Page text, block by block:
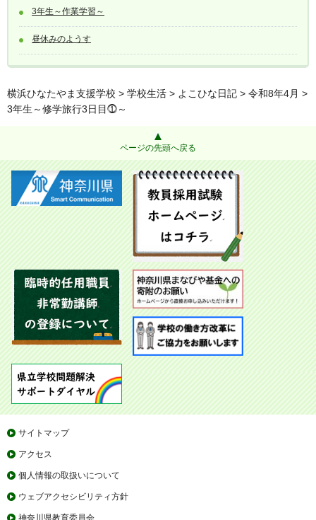
3年生～作業学習～
昼休みのようす
横浜ひなたやま支援学校 > 学校生活 > よこひな日記 > 令和8年4月 >
3年生～修学旅行3日目⓵～
ページの先頭へ戻る
サイトマップ
アクセス
個人情報の取扱いについて
ウェブアクセシビリティ方針
神奈川県教育委員会